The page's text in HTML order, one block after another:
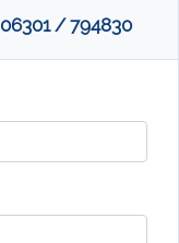
06301 / 794830